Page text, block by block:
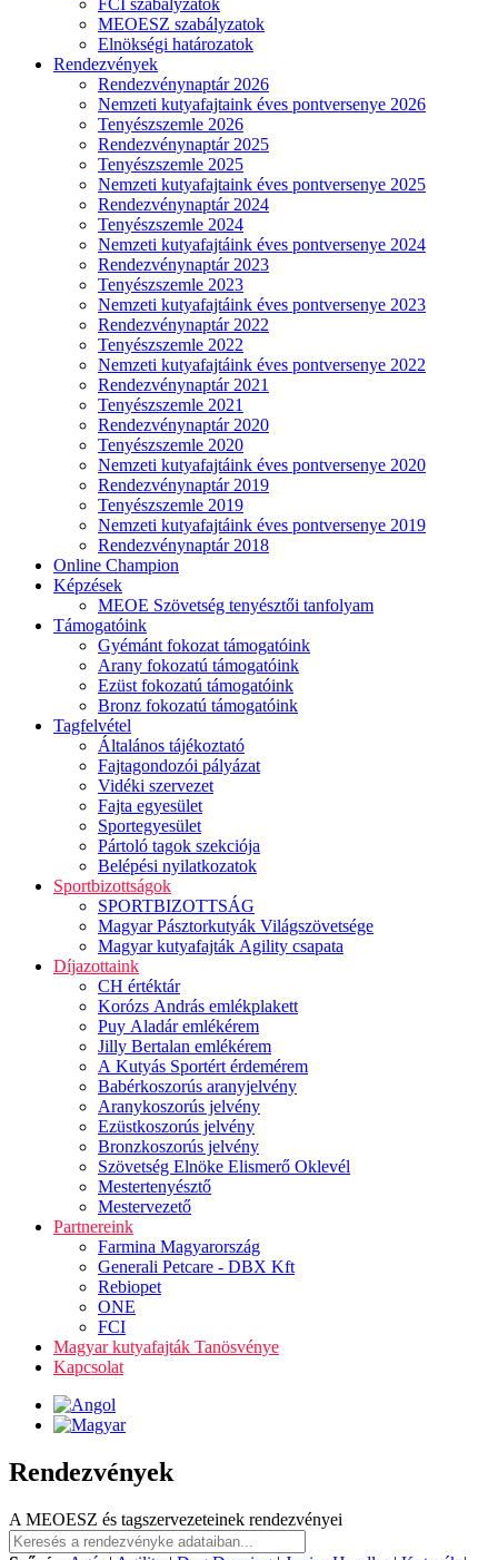
FCI szabályzatok
MEOESZ szabályzatok
Elnökségi határozatok
Rendezvények
Rendezvénynaptár 2026
Nemzeti kutyafajtaink éves pontversenye 2026
Tenyészszemle 2026
Rendezvénynaptár 2025
Tenyészszemle 2025
Nemzeti kutyafajtaink éves pontversenye 2025
Rendezvénynaptár 2024
Tenyészszemle 2024
Nemzeti kutyafajtáink éves pontversenye 2024
Rendezvénynaptár 2023
Tenyészszemle 2023
Nemzeti kutyafajtáink éves pontversenye 2023
Rendezvénynaptár 2022
Tenyészszemle 2022
Nemzeti kutyafajtáink éves pontversenye 2022
Rendezvénynaptár 2021
Tenyészszemle 2021
Rendezvénynaptár 2020
Tenyészszemle 2020
Nemzeti kutyafajtáink éves pontversenye 2020
Rendezvénynaptár 2019
Tenyészszemle 2019
Nemzeti kutyafajtáink éves pontversenye 2019
Rendezvénynaptár 2018
Online Champion
Képzések
MEOE Szövetség tenyésztői tanfolyam
Támogatóink
Gyémánt fokozat támogatóink
Arany fokozatú támogatóink
Ezüst fokozatú támogatóink
Bronz fokozatú támogatóink
Tagfelvétel
Általános tájékoztató
Fajtagondozói pályázat
Vidéki szervezet
Fajta egyesület
Sportegyesület
Pártoló tagok szekciója
Belépési nyilatkozatok
Sportbizottságok
SPORTBIZOTTSÁG
Magyar Pásztorkutyák Világszövetsége
Magyar kutyafajták Agility csapata
Díjazottaink
CH értéktár
Korózs András emlékplakett
Puy Aladár emlékérem
Jilly Bertalan emlékérem
A Kutyás Sportért érdemérem
Babérkoszorús aranyjelvény
Aranykoszorús jelvény
Ezüstkoszorús jelvény
Bronzkoszorús jelvény
Szövetség Elnöke Elismerő Oklevél
Mestertenyésztő
Mestervezető
Partnereink
Farmina Magyarország
Generali Petcare - DBX Kft
Rebiopet
ONE
FCI
Magyar kutyafajták Tanösvénye
Kapcsolat
Rendezvények
A MEOESZ és tagszervezeteinek rendezvényei